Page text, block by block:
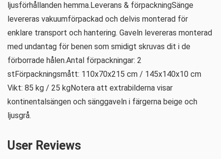
ljusförhållanden hemma.Leverans & förpackningSänge
levereras vakuumförpackad och delvis monterad för
enklare transport och hantering. Gaveln levereras monterad
med undantag för benen som smidigt skruvas dit i de
förborrade hålen.Antal förpackningar: 2
stFörpackningsmått: 110x70x215 cm / 145x140x10 cm
Vikt: 85 kg / 25 kgNotera att extrabilderna visar
kontinentalsängen och sänggaveln i färgerna beige och
ljusgrå.
User Reviews